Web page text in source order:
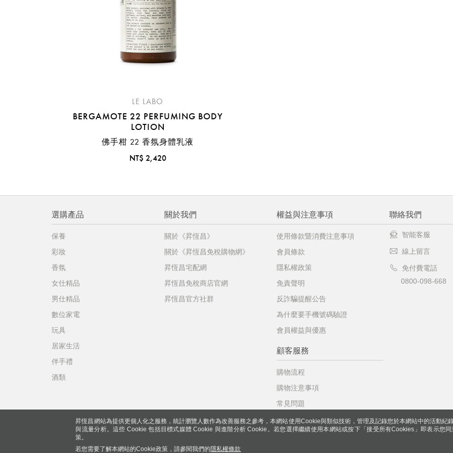
LE LABO
BERGAMOTE 22 PERFUMING BODY
LOTION
佛手柑 22 香氛身體乳液
NT$ 2,420
昇恆昌網站為提供更個人化之服務，統計瀏覽人數作為改善服務之參考，本網站使用Cookie與類似技術，管理及記錄您於本網站中的活動紀
與流量分析。這些 Cookie 包括目標式媒體 Cookie 與進階分析 Cookie。若您選擇繼續使用本網站或按下「接受所有Cookies」即表示您
策。
若您需要了解本網站的Cookie政策，請參閱我們的隱私權條款
選購產品
保養
彩妝
香氛
女仕精品
男仕精品
數位家電
玩具
居家生活
伴手禮
酒類
關於我們
關於《昇恆昌》
關於《昇恆昌免稅購物網》
昇恆昌宅配網
昇恆昌免稅商店官網
昇恆昌官方社群
權益與注意事項
使用條款暨消費注意事項
會員條款
隱私權政策
免責聲明
反詐騙提醒公告
為什麼要手機號碼驗證
會員權益與優惠
顧客服務
購物流程
購物注意事項
常見問題
聯絡我們
智能客服
線上留言
免付費電話
0800-098-668